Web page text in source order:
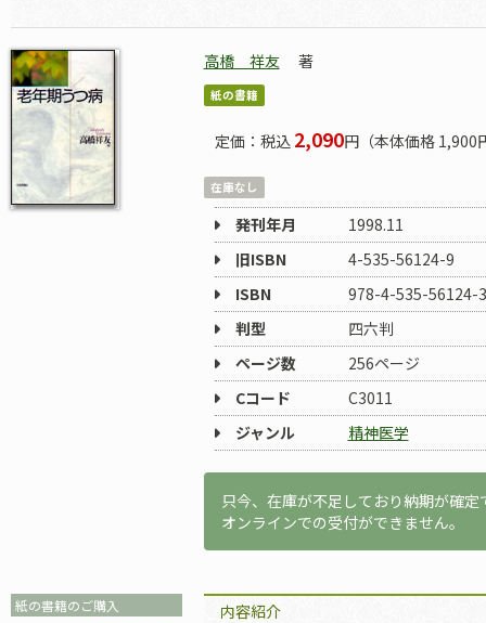
高橋 祥友 著
紙の書籍
定価：税込 2,090円（本体価格 1,900
在庫なし
発刊年月
1998.11
旧ISBN
4-535-56124-9
ISBN
978-4-535-56124-3
判型
四六判
ページ数
256ページ
Cコード
C3011
ジャンル
精神医学
只今、在庫が不足しており納期が確定
オンラインでの受付ができません。
紙の書籍のご購入
内容紹介